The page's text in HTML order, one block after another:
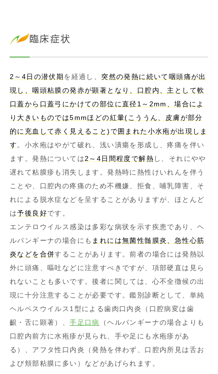
臨床症状
2～4日の潜伏期を経過し、 突然の発熱に続いて咽頭痛が出
現し、咽頭粘膜の発赤が顕著となり、口腔内、主として軟
口蓋から口蓋弓にかけての部位に直径1～2mm、場合によ
り大きいものでは5mmほどの紅暈(こううん、皮膚が部分
的に充血して赤く見えること)で囲まれた小水疱が出現しま
す 。小水疱はやがて破れ、浅い潰瘍を形成し、疼痛を伴い
ます。発熱については2～4日間程度で解熱 し、それにやや
遅れて粘膜疹も消失します。発熱時に熱性けいれんを伴う
ことや、口腔内の疼痛のため不機嫌、拒食、哺乳障害、そ
れによる脱水症などを呈することがありますが、ほとんど
は予後良好です。
エンテロウイルス感染は多彩な病状を示す疾患であり、ヘ
ルパンギーナの場合にも まれには無菌性髄膜炎、急性心筋
炎などを合併することがあります。前者の場合には発熱以
外に頭痛、嘔吐などに注意すべきですが、項部硬直は見ら
れないことも多いです。後者に関しては、心不全徴候の出
現に十分注意することが必要です。鑑別診断として、単純
ヘルペスウイルス1型による歯肉口内炎（口腔病変は歯
齦・舌に顕著）、手足口病
（ヘルパンギーナの場合よりも
口腔内前方に水疱疹が見られ、手や足にも水疱疹があ
る）、アフタ性口内炎（発熱を伴わず、口腔内所見は舌お
よび頬部粘膜に多い）などがあげられます。